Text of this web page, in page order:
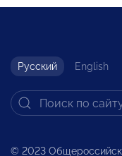
Русский English
© 2023